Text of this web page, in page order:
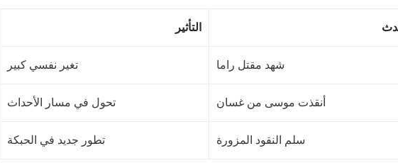
التأثير
شهد مقتل راما تغير نفسي كبير
أنقذت موسى من غسان تحول في مسار الأحداث
سلم النقود المزورة تطور جديد في الحبكة